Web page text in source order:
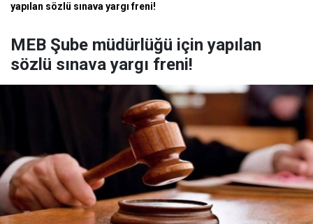
yapılan sözlü sınava yargı freni!
MEB Şube müdürlüğü için yapılan
sözlü sınava yargı freni!